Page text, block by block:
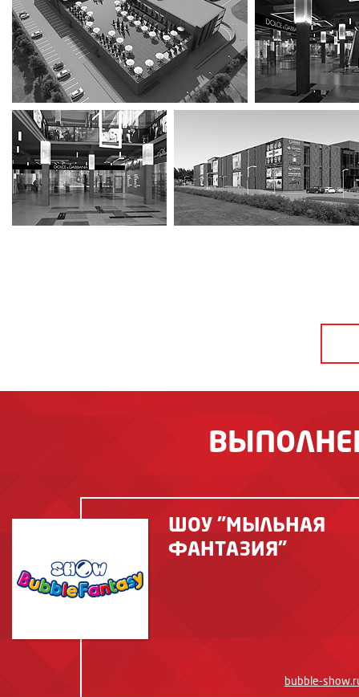
ШОУ "МЫЛЬНАЯ
ФАНТАЗИЯ"
bubble-